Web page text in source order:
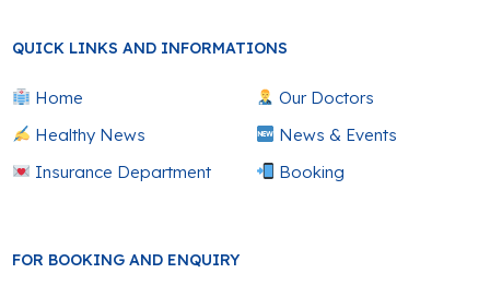
QUICK LINKS AND INFORMATIONS
Home
Our Doctors
Healthy News
News & Events
Insurance Department
Booking
FOR BOOKING AND ENQUIRY